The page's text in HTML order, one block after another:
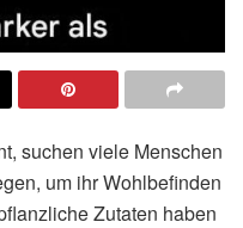
suchen viele Menschen
um ihr Wohlbefinden
Zutaten haben